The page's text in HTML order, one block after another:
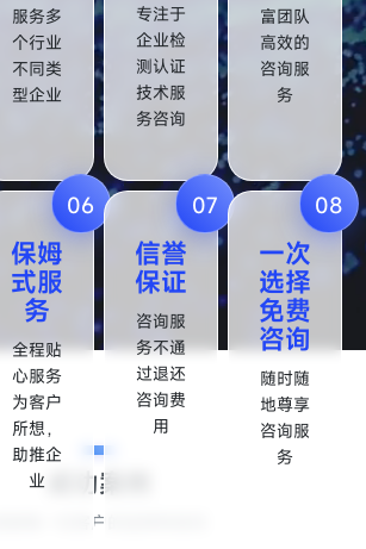
服务多
个行业
不同类
型企业
专注于
企业检
测认证
技术服
务咨询
富团队
高效的
咨询服
务
06
保姆
式服
务
全程贴
心服务
为客户
所想，
助推企
业
07
信誉
保证
咨询服
务不通
过退还
咨询费
用
08
一次
选择
免费
咨询
随时随
地尊享
咨询服
务
成功案例
感谢每一位客户的选择和信任